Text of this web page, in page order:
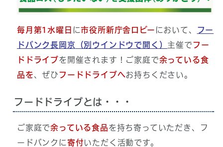
毎月第1水曜日 に市役所新庁舎ロビーにおいて、 フー
ドバンク長岡京 （別ウインドウで開く） 主催でフー
ドドライブを開催されます！ご家庭で余っている食
品を、ぜひフードドライブへお持ちください。
フードドライブとは・・・
ご家庭で余っている食品を持ち寄っていただき、フ
ードバンクに寄付いただく活動です。